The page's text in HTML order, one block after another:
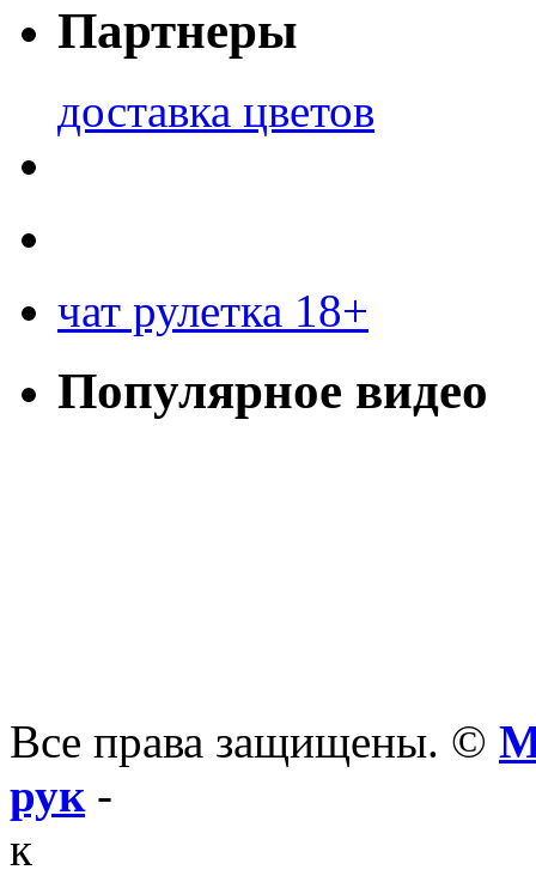
Партнеры
доставка цветов
чат рулетка 18+
Популярное видео
Все права защищены. ©
рук-
к